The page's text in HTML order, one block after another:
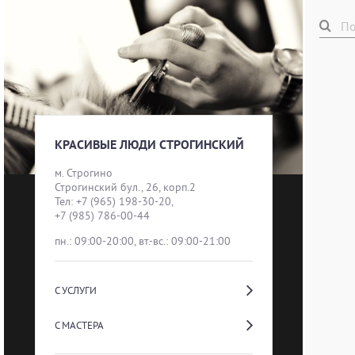
КРАСИВЫЕ ЛЮДИ СТРОГИНСКИЙ
м. Строгино
Строгинский бул., 26, корп.2
Тел: +7 (965) 198-30-20,
+7 (985) 786-00-44
пн.: 09:00-20:00, вт.-вс.: 09:00-21:00
С УСЛУГИ
С МАСТЕРА